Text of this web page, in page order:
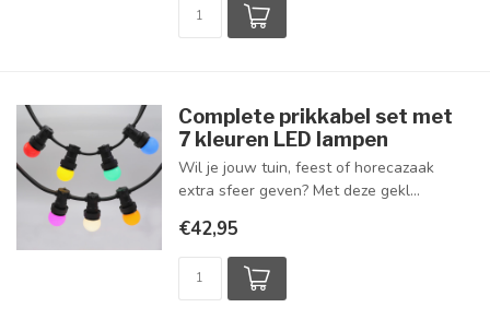
Complete prikkabel set met
7 kleuren LED lampen
Wil je jouw tuin, feest of horecazaak
extra sfeer geven? Met deze gekl...
€42,95